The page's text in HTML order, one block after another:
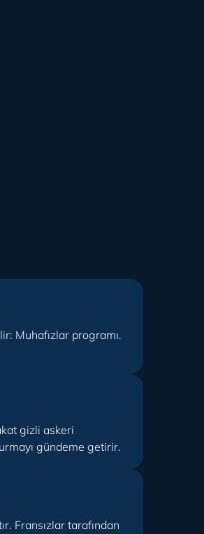
Muhafızlar programı.
gizli askeri
gündeme getirir.
Fransızlar tarafından